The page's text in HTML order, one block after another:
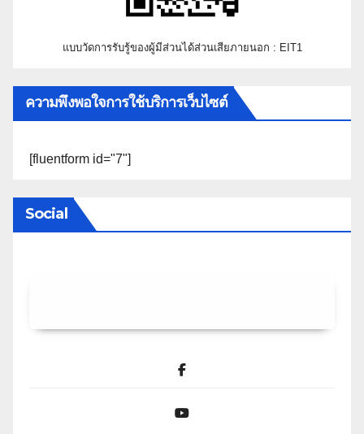
แบบวัดการรับรู้ของผู้มีส่วนได้ส่วนเสียภายนอก : EIT1
ความพึงพอใจการใช้บริการเว็บไซต์
[fluentform id="7"]
Social
Facebook
YouTube